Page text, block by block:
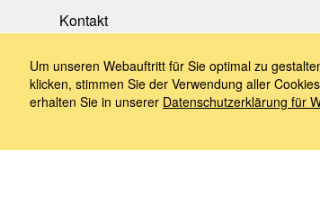
Kontakt
Anreise
Medien abonnieren
Um unseren Webauftritt für Sie optimal zu
klicken, stimmen Sie der Verwendung aller
erhalten Sie in unserer Datenschutzerklärung für